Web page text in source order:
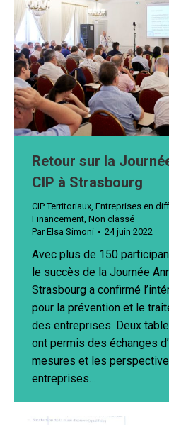
Retour sur la
CIP à Strasbourg
CIP Territoriaux, Entreprises en
Financement, Non classé
ParElsa Simoni 24 juin 2022
Avec plus de 150
le succès de la Journée
Strasbourg a confirmé
pour la prévention et le
des entreprises. Deux
ont permis des échanges
mesures et les
entreprises…